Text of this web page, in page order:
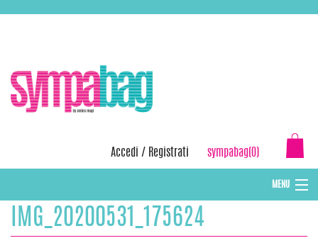
Accedi / Registrati sympabag(0)
MENU
CAPPELLI INVERNALI DONNA
IMG_20200531_175624